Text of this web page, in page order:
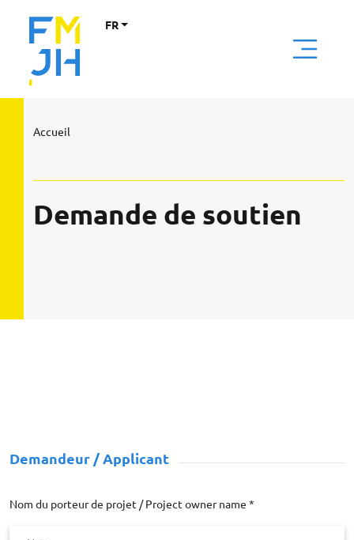
FR
Accueil
Demande de soutien
Demandeur / Applicant
Nom du porteur de projet / Project owner name *